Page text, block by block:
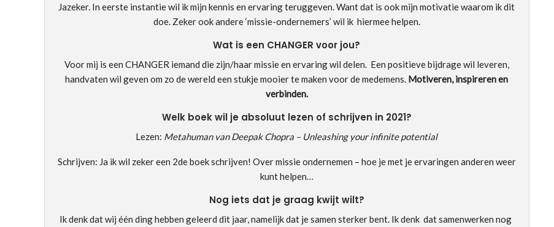
Jazeker. In eerste instantie wil ik mijn kennis en ervaring teruggeven. Want dat is ook mijn motivatie waarom ik dit
doe. Zeker ook andere ‘missie-ondernemers’ wil ik hiermee helpen.
Wat is een CHANGER voor jou?
Voor mij is een CHANGER iemand die zijn/haar missie en ervaring wil delen. Een positieve bijdrage wil leveren,
handvaten wil geven om zo de wereld een stukje mooier te maken voor de medemens. Motiveren, inspireren en
verbinden.
Welk boek wil je absoluut lezen of schrijven in 2021?
Lezen: Metahuman van Deepak Chopra – Unleashing your infinite potential
Schrijven: Ja ik wil zeker een 2de boek schrijven! Over missie ondernemen – hoe je met je ervaringen anderen weer
kunt helpen…
Nog iets dat je graag kwijt wilt?
Ik denk dat wij één ding hebben geleerd dit jaar, namelijk dat je samen sterker bent. Ik denk dat samenwerken nog